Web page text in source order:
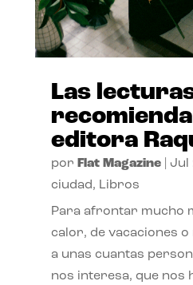
Las
editora
por Flat Magazine| Jul
ciudad, Libros
Para afrontar mucho
calor, de vacaciones
a unas cuantas
nos interesa, que nos